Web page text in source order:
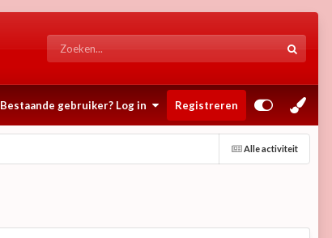
Bestaande gebruiker? Log in Registreren
Alle activiteit